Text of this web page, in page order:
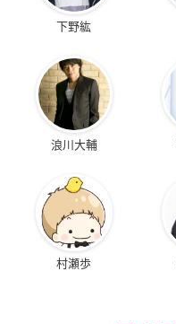
下野紘
浪川大輔
村瀬歩